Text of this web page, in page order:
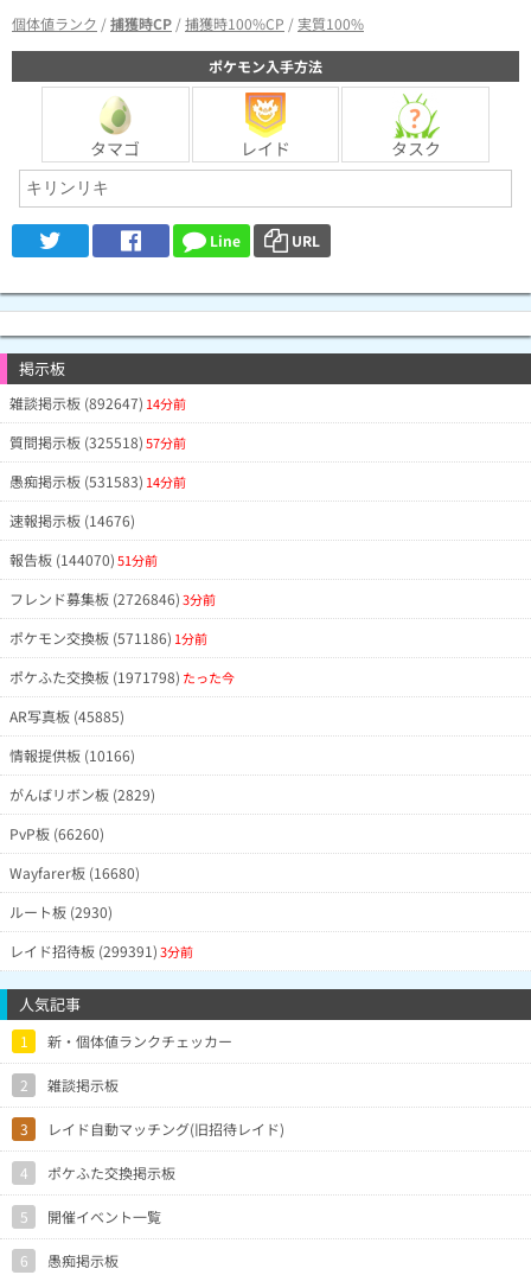
個体値ランク /捕獲時CP /捕獲時100%CP /実質100%
ポケモン入手方法
タマゴ レイド タスク
Line URL
掲示板
雑談掲示板 (892647) 14分前
質問掲示板 (325518)57分前
愚痴掲示板 (531583) 14分前
速報掲示板 (14676)
報告板 (144070)51分前
フレンド募集板 (2726846)3分前
ポケモン交換板 (571186) 1分前
ポケふた交換板 (1971798) たった今
AR写真板 (45885)
情報提供板 (10166)
がんばリボン板 (2829)
PvP板 (66260)
Wayfarer板 (16680)
ルート板 (2930)
レイド招待板 (299391)3分前
人気記事
1 新・個体値ランクチェッカー
2 雑談掲示板
3 レイド自動マッチング(旧招待レイド)
4 ポケふた交換掲示板
5 開催イベント一覧
6 愚痴掲示板